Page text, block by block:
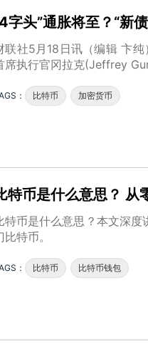
字头”通胀将至？“新
联社5月18日讯（编辑 卞
席执行官冈拉克(Jeffrey
： 比特币 加密货币
特币是什么意思？ 从
特币是什么意思？本文深
比特币。
： 比特币 比特币钱包